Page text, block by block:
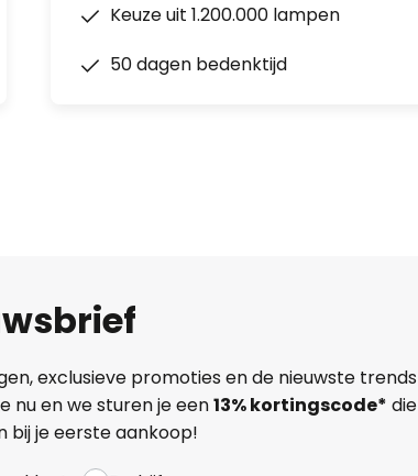
Keuze uit 1.200.000 lampen
50 dagen bedenktijd
exclusieve promoties en de nieuwste trends
nu en we sturen je een13%kortingscode* die
bij je eerste aankoop!